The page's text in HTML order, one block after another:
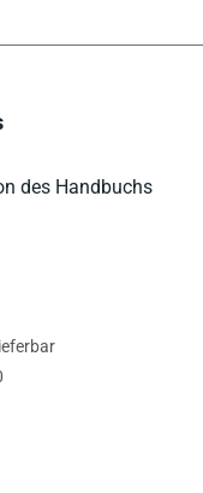
des Handbuchs